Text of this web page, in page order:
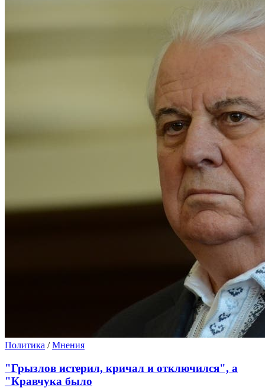
Политика /Мнения
"Грызлов истерил, кричал и отключился", а
"Кравчука было